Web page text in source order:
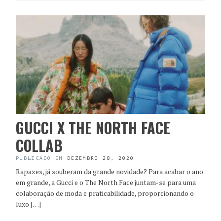
GUCCI X THE NORTH FACE
COLLAB
PUBLICADO EM DEZEMBRO 28, 2020
Rapazes, já souberam da grande novidade? Para acabar o ano
em grande, a Gucci e o The North Face juntam-se para uma
colaboração de moda e praticabilidade, proporcionando o
luxo […]